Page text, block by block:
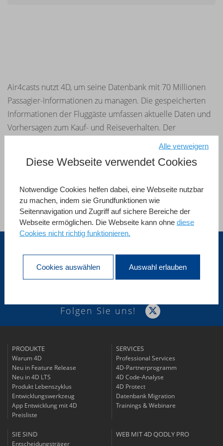
Air4casts nutzt 4D, um seine Datenbank mit 70 Millionen
Passagier-Informationen zu managen. Die gespeicherten
Informationen der Fluggäste umfassen aktuelle Daten und
Vorhersagen zum Kauf- und Reiseverhalten. Der
angebotene Service bietet die monatliche Vorhersage und
wichtigsten Flughäfen. Kunden, die diesen Service nutzen,
Siehe alle Referenzen
Schweiz
Registrierung für UNSEREN NEWSLETTER
Folgen Sie uns!
PRODUKTE
Warum 4D
Neu in Feature Release
Neu in 4D LTS
Produkt Lebenszyklus
Entwicklungswerkzeug
App Entwicklung mit 4D
Preisliste
SERVICES
Professional Services
4D-Partnerprogramm
4D Code-Analyse
4D Protect
Datenbank Migration
Trainings & Webinare
SIE SIND
Entscheidungsträger
WEB MIT 4D QODLY PRO
Diese Webseite verwendet Cookies
Notwendige Cookies helfen dabei, eine Webseite nutzbar
zu machen, indem sie Grundfunktionen wie
Seitennavigation und Zugriff auf sichere Bereiche der
Webseite ermöglichen. Die Webseite kann ohne diese
Cookies nicht richtig funktionieren.
Cookies auswählen Auswahl erlauben
Alle verweigern